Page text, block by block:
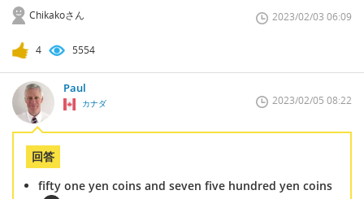
Chikakoさん 2023/02/03 06:09
4 5554
Paul
カナダ 2023/02/05 08:22
回答
fifty one yen coins and seven five hundred yen coins